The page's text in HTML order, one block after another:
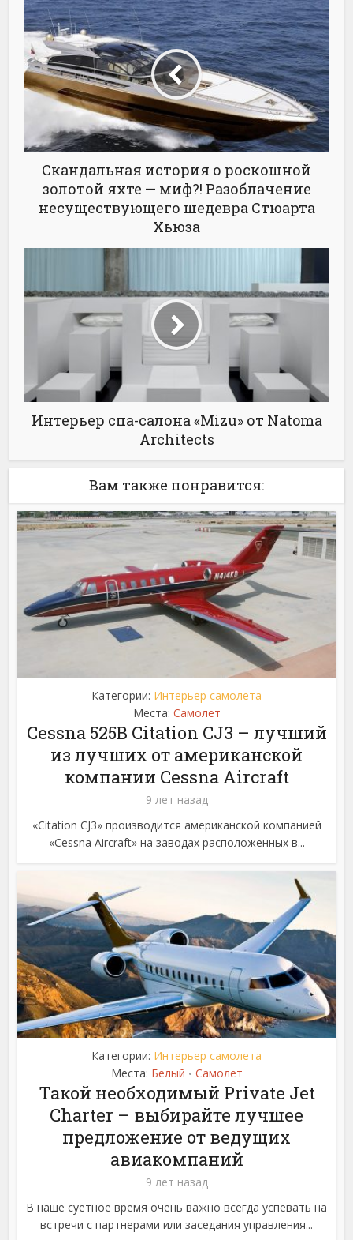
Скандальная история о роскошной
золотой яхте — миф?! Разоблачение
несуществующего шедевра Стюарта
Хьюза
Интерьер спа-салона «Mizu» от Natoma
Architects
Вам также понравится:
Категории: Интерьер самолета
Места: Самолет
Cessna 525B Citation CJ3 – лучший
из лучших от американской
компании Cessna Aircraft
9 лет назад
«Citation CJ3» производится американской компанией
«Cessna Aircraft» на заводах расположенных в...
Категории: Интерьер самолета
Места: Белый • Самолет
Такой необходимый Private Jet
Charter – выбирайте лучшее
предложение от ведущих
авиакомпаний
9 лет назад
В наше суетное время очень важно всегда успевать на
встречи с партнерами или заседания управления...